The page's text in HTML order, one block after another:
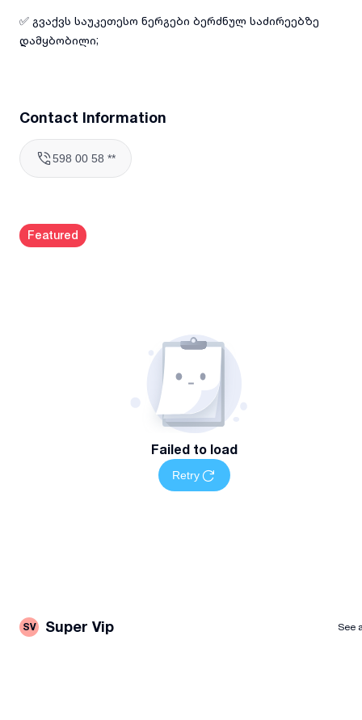
✅ გვაქვს საუკეთესო ნერგები ბერძნულ საძირეებზე
დამყბობილი;
Contact Information
598 00 58 **
Featured
Failed to load
Retry
SV Super Vip See